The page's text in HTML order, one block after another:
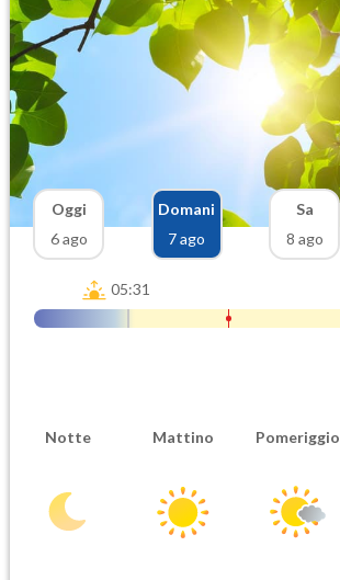
Oggi
6 ago
Domani
7 ago
Sa
8 ago
05:31
Notte Mattino Pomeriggio